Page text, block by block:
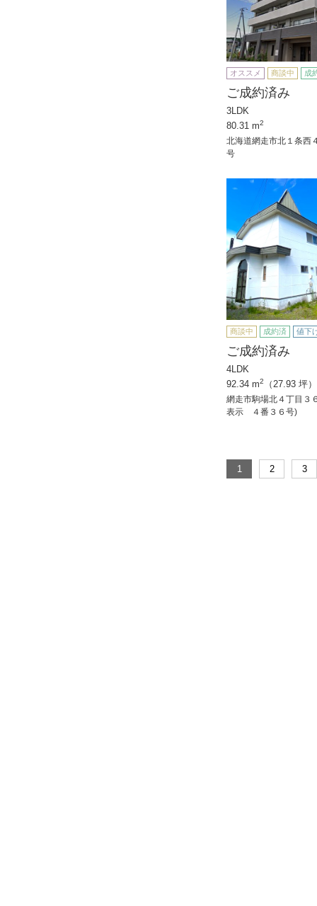
オススメ 商談中 成
ご成約済み
3LDK
80.31 m2
北海道網走市北１条西
号
商談中 成約済 値下
ご成約済み
4LDK
92.34 m2 （27.93 坪）
網走市駒場北４丁目３
表示 ４番３６号)